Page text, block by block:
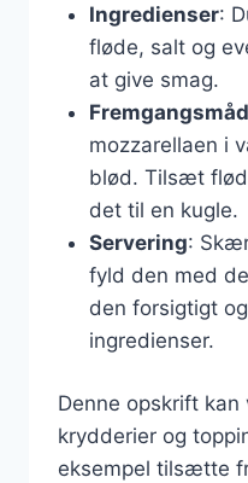
Ingredienser:
fløde, salt og
at give smag.
mozzarellaen i
blød. Tilsæt
det til en kugle.
Servering:
fyld den med
den forsigtigt
ingredienser.
Denne opskrift
krydderier og
eksempel tilsætte